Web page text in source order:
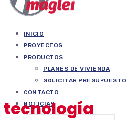
INICIO
PROYECTOS
PRODUCTOS
PLANES DE VIVIENDA
SOLICITAR PRESUPUESTO
CONTACTO
NOTICIAS
tecnología